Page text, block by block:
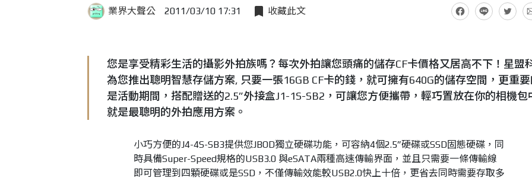
業界大聲公 2011/03/10 17:31 收藏此文
您是享受精彩生活的攝影外拍族嗎？每次外拍讓您頭痛的儲存CF卡價格又居高不下！星盟
為您推出聰明智慧存儲方案, 只要一張16GB CF卡的錢，就可擁有640G的儲存空間，更重
是活動期間，搭配贈送的2.5”外接盒J1-1S-SB2，可讓您方便攜帶，輕巧置放在你的相機包
就是最聰明的外拍應用方案。
小巧方便的J4-4S-SB3提供您JBOD獨立硬碟功能，可容納4個2.5”硬碟或SSD固態硬碟，同
時具備Super-Speed規格的USB3.0 與eSATA兩種高速傳輸界面，並且只需要一條傳輸線
即可管理到四顆硬碟或是SSD，不僅傳輸效能較USB2.0快上十倍，更省去同時需要存取多